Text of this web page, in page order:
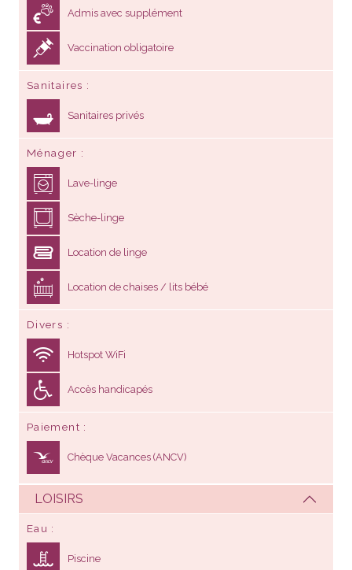
Admis avec supplément
Vaccination obligatoire
Sanitaires
Sanitaires privés
Ménager
Lave-linge
Sèche-linge
Location de linge
Location de chaises / lits bébé
Divers
Hotspot WiFi
Accès handicapés
Paiement
Chèque Vacances (ANCV)
LOISIRS
Eau
Piscine